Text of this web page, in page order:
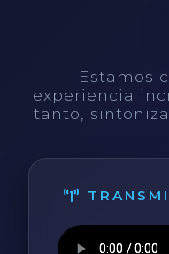
Estamos
experiencia
tanto,